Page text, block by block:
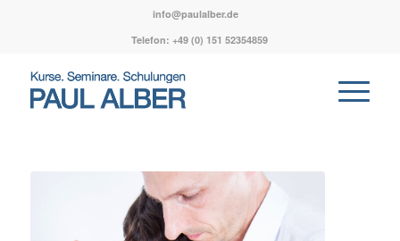
info@paulalber.de
Telefon: ‭+49 (0) 151 52354859‬